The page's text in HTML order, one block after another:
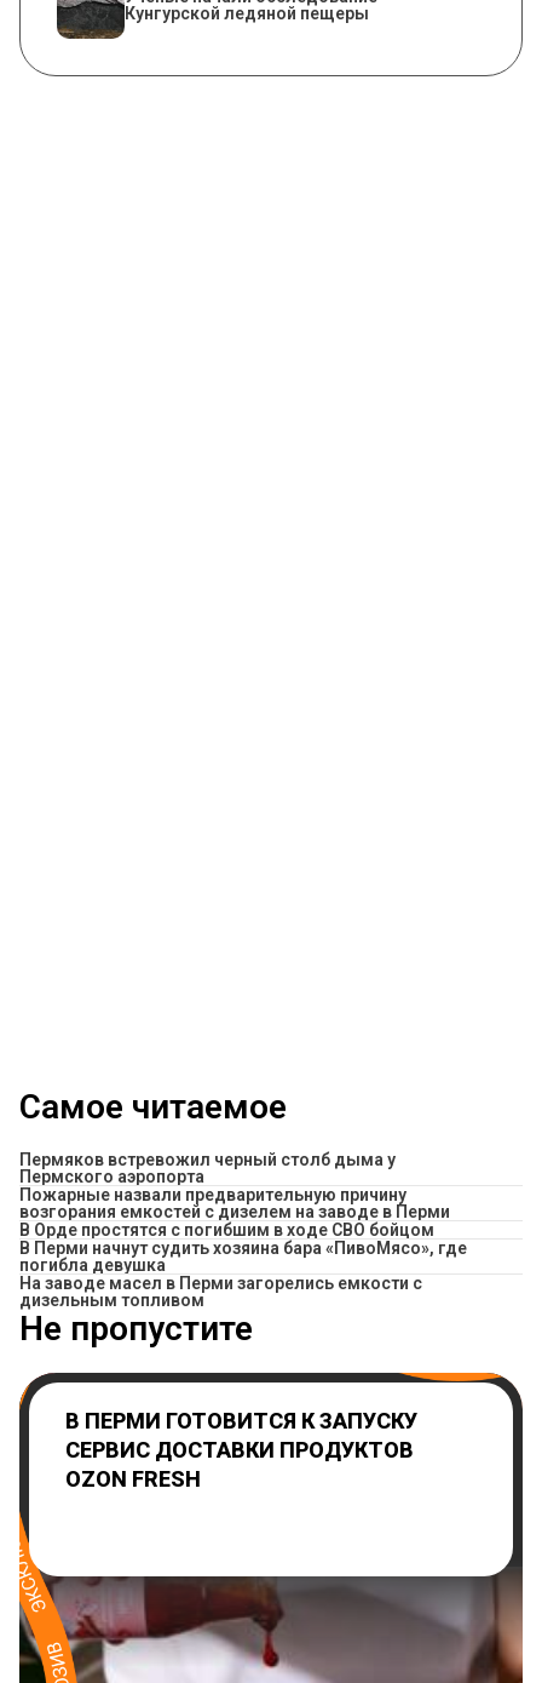
Кунгурской ледяной пещеры
Самое читаемое
Пермяков встревожил черный столб дыма у
Пермского аэропорта
Пожарные назвали предварительную причину
возгорания емкостей с дизелем на заводе в Перми
В Орде простятся с погибшим в ходе СВО бойцом
​В Перми начнут судить хозяина бара «ПивоМясо», где
погибла девушка
На заводе масел в Перми загорелись емкости с
дизельным топливом
Не пропустите
В ПЕРМИ ГОТОВИТСЯ К ЗАПУСКУ
СЕРВИС ДОСТАВКИ ПРОДУКТОВ
OZON FRESH